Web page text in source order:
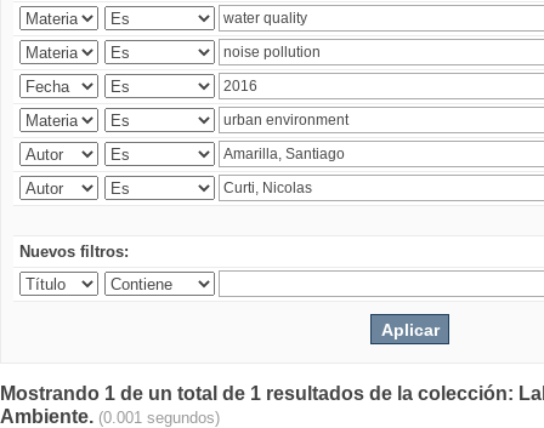
Nuevos filtros:
Mostrando 1 de un total de 1 resultados de la colección:
Ambiente. (0.001 segundos)